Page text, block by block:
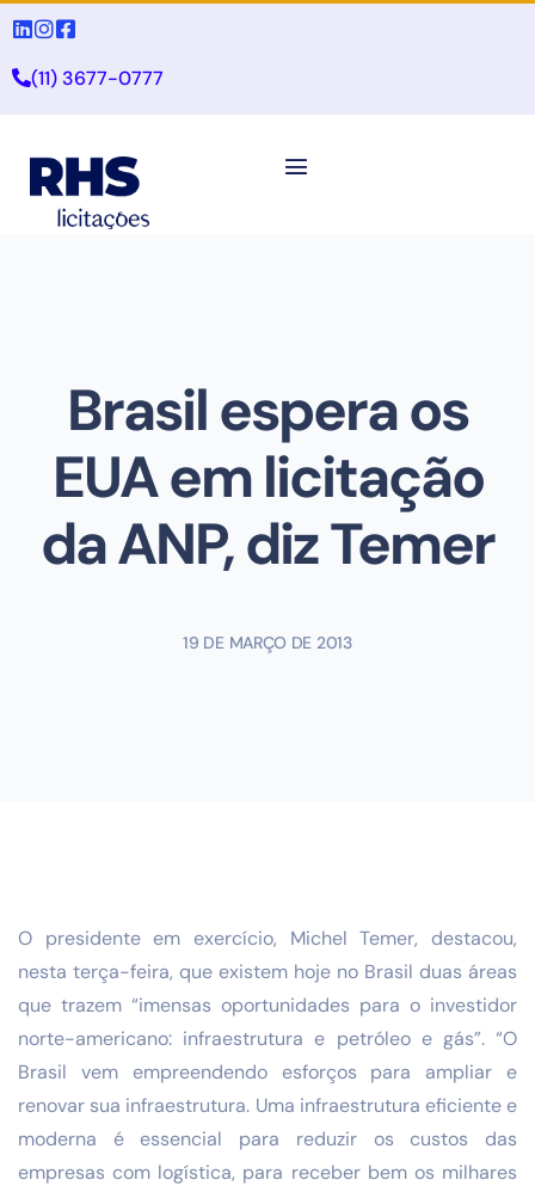
(11) 3677-0777
Brasil espera os
EUA em licitação
da ANP, diz Temer
19 DE MARÇO DE 2013
O presidente em exercício, Michel Temer, destacou,
nesta terça-feira, que existem hoje no Brasil duas áreas
que trazem “imensas oportunidades para o investidor
norte-americano: infraestrutura e petróleo e gás”. “O
Brasil vem empreendendo esforços para ampliar e
renovar sua infraestrutura. Uma infraestrutura eficiente e
moderna é essencial para reduzir os custos das
empresas com logística, para receber bem os milhares